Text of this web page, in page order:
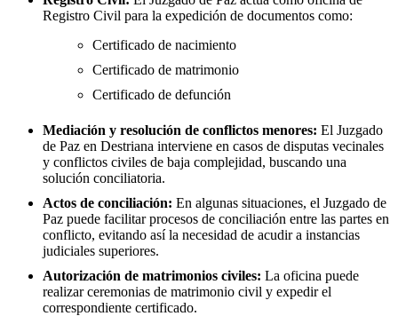
Registro Civil para la expedición de documentos como:
Certificado de nacimiento
Certificado de matrimonio
Certificado de defunción
Mediación y resolución de conflictos menores: El Juzgado
de Paz en Destriana interviene en casos de disputas vecinales
y conflictos civiles de baja complejidad, buscando una
solución conciliatoria.
Actos de conciliación: En algunas situaciones, el Juzgado de
Paz puede facilitar procesos de conciliación entre las partes en
conflicto, evitando así la necesidad de acudir a instancias
judiciales superiores.
Autorización de matrimonios civiles: La oficina puede
realizar ceremonias de matrimonio civil y expedir el
correspondiente certificado.